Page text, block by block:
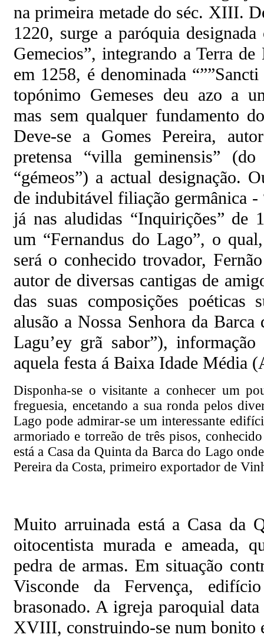
na primeira metade do séc. XIII.
1220, surge a paróquia
Gemecios”, integrando a Terra
em 1258, é denominada
topónimo Gemeses deu azo a
mas sem qualquer fundamento
Deve-se a Gomes Pereira,
pretensa “villa geminensis”
“gémeos”) a actual designação.
de indubitável filiação germânica
já nas aludidas “Inquirições” de
um “Fernandus do Lago”, o
será o conhecido trovador,
autor de diversas cantigas de
das suas composições poéticas
alusão a Nossa Senhora da
Lagu’ey grã sabor”),
aquela festa á Baixa Idade Média
Disponha-se o visitante a conhecer um
freguesia, encetando a sua ronda pelos
Lago pode admirar-se um interessante
armoriado e torreão de três pisos,
está a Casa da Quinta da Barca do Lago
Pereira da Costa, primeiro exportador de
Muito arruinada está a Casa da
oitocentista murada e ameada,
pedra de armas. Em situação
Visconde da Fervença,
brasonado. A igreja paroquial
XVIII, construindo-se num bonito